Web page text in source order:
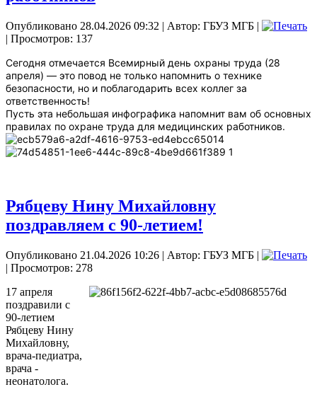
Опубликовано 28.04.2026 09:32 | Автор: ГБУЗ МГБ |
| Просмотров: 137
Сегодня отмечается Всемирный день охраны труда (28
апреля) — это повод не только напомнить о технике
безопасности, но и поблагодарить всех коллег за
ответственность!
Пусть эта небольшая инфографика напомнит вам об основных
правилах по охране труда для медицинских работников.
Рябцеву Нину Михайловну
поздравляем с 90-летием!
Опубликовано 21.04.2026 10:26 | Автор: ГБУЗ МГБ |
| Просмотров: 278
17 апреля
поздравили с
90‑летием
Рябцеву Нину
Михайловну,
врача-педиатра,
врача -
неонатолога.